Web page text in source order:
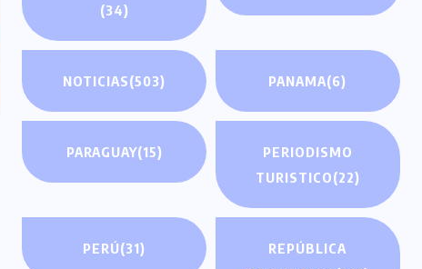
(34)
NOTICIAS(503) PANAMA(6)
PARAGUAY(15)
PERIODISMO
TURISTICO(22)
PERÚ(31)
REPÚBLICA